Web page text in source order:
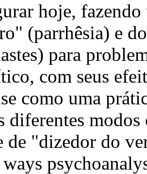
hoje,
(parrhêsia) e
para
com seus
como uma
diferentes
de "dizedor do